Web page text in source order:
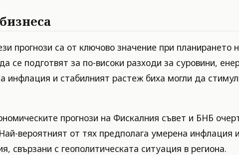
прогнози са от ключово значение при
се подготвят за по-високи разходи за суровини,
инфлация и стабилният растеж биха могли да
прогнози на Фискалния съвет и БНБ
вероятният от тях предполага умерена
свързани с геополитическата ситуация в региона.